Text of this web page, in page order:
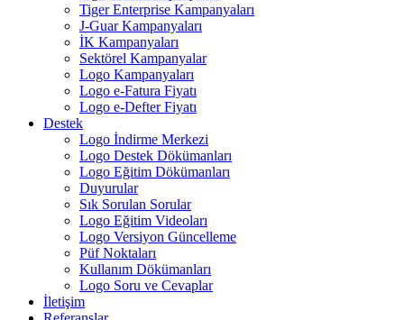
Tiger Enterprise Kampanyaları
J-Guar Kampanyaları
İK Kampanyaları
Sektörel Kampanyalar
Logo Kampanyaları
Logo e-Fatura Fiyatı
Logo e-Defter Fiyatı
Destek
Logo İndirme Merkezi
Logo Destek Dökümanları
Logo Eğitim Dökümanları
Duyurular
Sık Sorulan Sorular
Logo Eğitim Videoları
Logo Versiyon Güncelleme
Püf Noktaları
Kullanım Dökümanları
Logo Soru ve Cevaplar
İletişim